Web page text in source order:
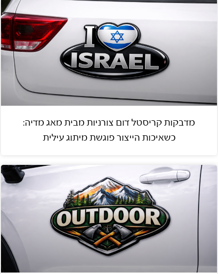
מדבקות קריסטל דום צורניות מבית מאג מדיה:
כשאיכות הייצור פוגשת מיתוג עילית